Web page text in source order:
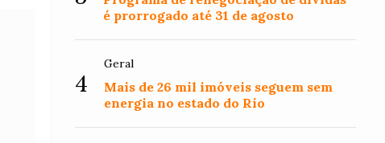
é prorrogado até 31 de agosto
4
Geral
Mais de 26 mil imóveis seguem sem
energia no estado do Rio